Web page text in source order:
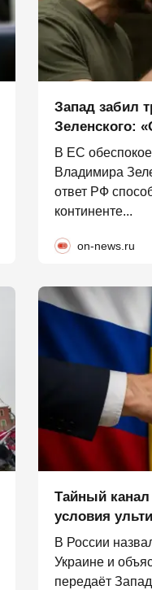
Запад забил
Зеленского:
В ЕС
Владимира
ответ РФ
континенте...
on-news.ru
Тайный
условия
В России
Украине и
передаёт